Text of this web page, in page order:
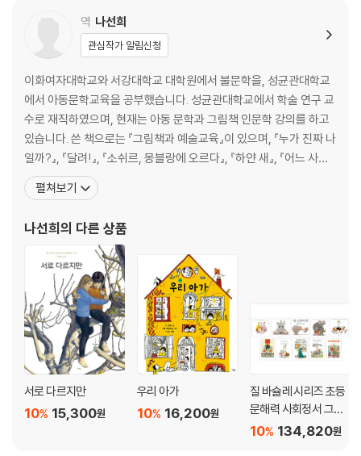
역 나선희
관심작가 알림신청
이화여자대학교와 서강대학교 대학원에서 불문학을, 성균관대학교
에서 아동문학교육을 공부했습니다. 성균관대학교에서 학술 연구 교
수로 재직하였으며, 현재는 아동 문학과 그림책 인문학 강의를 하고
있습니다. 쓴 책으로는 『그림책과 예술교육』이 있으며, 『누가 진짜 나
일까?』, 『달려!』, 『소쉬르, 몽블랑에 오르다』, 『하얀 새』, 『어느 사랑
이야기』, 『네 칸 명작 동화집』, 『나무의 비밀』, 『커다란 나무』, 『쥘과
세자르』, 『4998 친구』, 『XOX와 OXO』, 『빨리 빨리 빨리!』, 『키키의
이야기』, 『나
펼쳐보기
나선희의 다른 상품
서로 다르지만
15,300원
10%
우리 아가
16,200원
10%
질 바슐레 시리즈 초등
문해력 사회정서 그림
책 세트134,820원
10%